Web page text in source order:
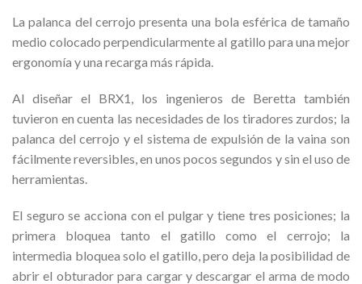
La palanca del cerrojo presenta una bola esférica de tamaño
medio colocado perpendicularmente al gatillo para una mejor
ergonomía y una recarga más rápida.
Al diseñar el BRX1, los ingenieros de Beretta también
tuvieron en cuenta las necesidades de los tiradores zurdos; la
palanca del cerrojo y el sistema de expulsión de la vaina son
fácilmente reversibles, en unos pocos segundos y sin el uso de
herramientas.
El seguro se acciona con el pulgar y tiene tres posiciones; la
primera bloquea tanto el gatillo como el cerrojo; la
intermedia bloquea solo el gatillo, pero deja la posibilidad de
abrir el obturador para cargar y descargar el arma de modo